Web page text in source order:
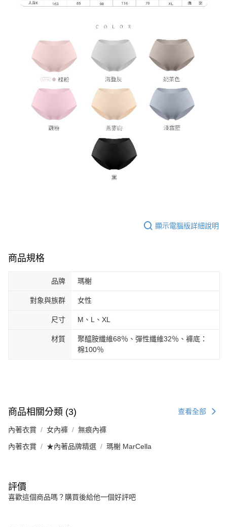
顯示電腦版詳細說明
商品規格
品牌 瑪榭
對象與族群 女性
尺寸 M、L、XL
材質
聚醯胺纖維68％、彈性纖維32％、褲底：
棉100％
商品相關分類 (3) 查看全部
內著衣賞 女內褲 無痕內褲
內著衣賞 ★內著品牌精選 瑪榭 MarCella
評價
喜歡這個商品嗎？購買後給他一個好評吧